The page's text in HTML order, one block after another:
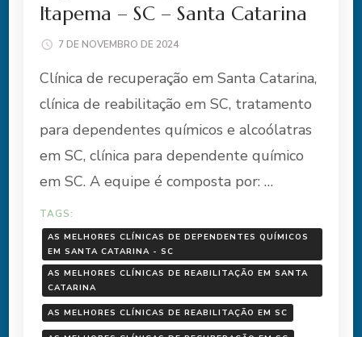
Itapema – SC – Santa Catarina
7 DE NOVEMBRO DE 2024
Clínica de recuperação em Santa Catarina,
clínica de reabilitação em SC, tratamento
para dependentes químicos e alcoólatras
em SC, clínica para dependente químico
em SC. A equipe é composta por: …
TAGS:
AS MELHORES CLÍNICAS DE DEPENDENTES QUÍMICOS
EM SANTA CATARINA - SC
AS MELHORES CLÍNICAS DE REABILITAÇÃO EM SANTA
CATARINA
AS MELHORES CLÍNICAS DE REABILITAÇÃO EM SC